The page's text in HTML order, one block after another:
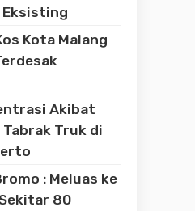
Eksisting
Kota Malang
Akibat
Truk di
: Meluas ke
80